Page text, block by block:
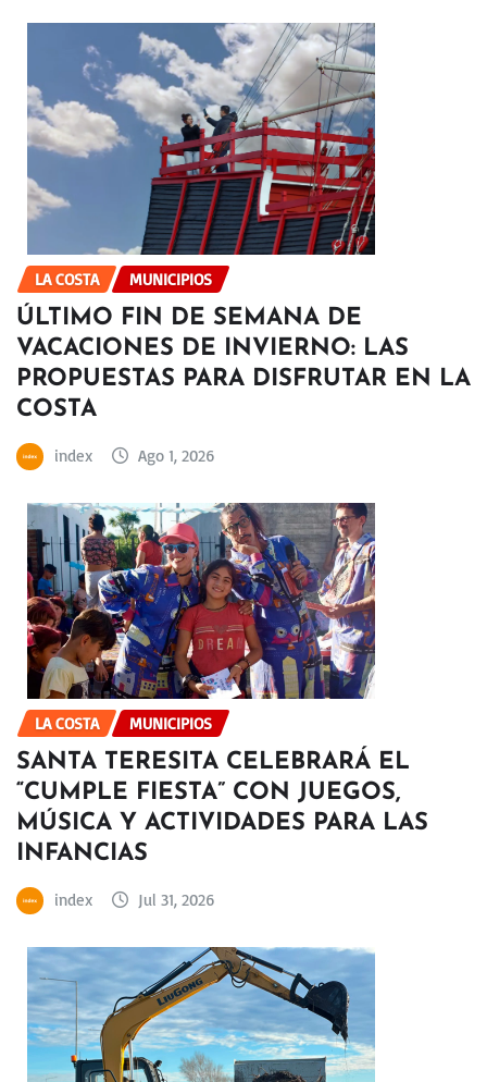
LA COSTA MUNICIPIOS
ÚLTIMO FIN DE SEMANA DE
VACACIONES DE INVIERNO: LAS
PROPUESTAS PARA DISFRUTAR EN LA
COSTA
index Ago 1, 2026
LA COSTA MUNICIPIOS
SANTA TERESITA CELEBRARÁ EL
“CUMPLE FIESTA” CON JUEGOS,
MÚSICA Y ACTIVIDADES PARA LAS
INFANCIAS
index Jul 31, 2026